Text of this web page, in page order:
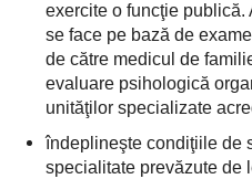
exercite o funcţie publică.
se face pe bază de
de către medicul de
evaluare psihologică
unităţilor specializate
îndeplineşte condiţiile de
specialitate prevăzute de